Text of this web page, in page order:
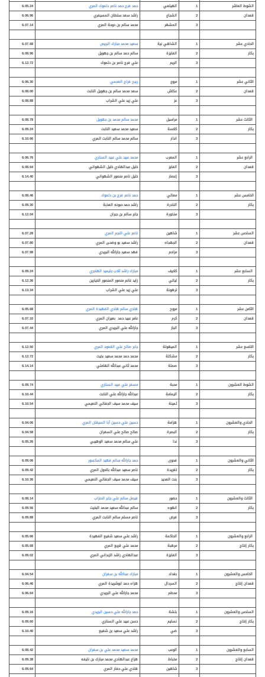
الشوط العاشر 1 الهيلعي حمد فرج حمد ناصر دلموك المري
6.05.24
قعدان
2 الشجاع راشد سعد سلطان المسيفري
6.06.96
3
المشهر محمد سالم بن دوحة المري 6.07.14
الحادي عشر 1 الشاهي نية سعيد محمد مبارك البريص
6.07.68
بكار
2 الفايزة سالم حمد سالم بن جهويل
6.08.96
3
الريم علي فرج ناصر بن دلموك 6.12.72
الثاني عشر 1 مروع ربيح فراج العجمي
6.06.30
قعدان
2 عكاش سعد محمد سالم بن جهويل النابت
6.08.00
3
عز علي زيد علي الشراب 6.08.88
الثالث عشر 1 مراسيل محمد سالم محمد بن جهويل
6.08.78
بكار
2 كلاسة سعيد محمد سعيد النابت
6.09.24
3
انذار سالم محمد سالم النابت المري 6.10.66
الرابع عشر 1 المعرب محمد عبيد علي عبيد السناري
6.06.76
قعدان
2 الفايز خليل عبدالهادي خليل الشهواني
6.08.64
3
إعصار خليل ناصر منصور الشهواني 6.14.40
الخامس عشر 1 معالي حمد ناصر فرج بن دلموك
6.08.46
بكار
2 النادرة راشد حمد حبونه العذبة
6.09.30
3
مذخورة جابر سالم بن جبران 6.12.04
السادس عشر 1 شاهين ناصر علي النجم المري
6.07.28
قعدان
2 الجهجاه راشد سعيد بو وضحى المري
6.07.80
3
مزاحم فهد سعيد جارالله البريدي 6.07.98
السابع عشر 1 كلايف مبارك راشد ثلاب جليميد الهاجري
6.09.24
بكار
2 ليالي زايد غانم منصور المنصور الخيارين
6.12.36
3
ترهونة علي زيد علي الشراب 6.13.34
الثامن عشر 1 مروح هادي سالم هادي الفهيدة المري
6.05.68
قعدان
2 كرم عامر عبيد حمد بعيران المري
6.07.10
3
الباز جارالله علي البريدي المري 6.07.44
التاسع عشر 1 الميهولة جابر صالح علي القعود المري
6.12.50
بكار
2 مشكلة محمد حمد محمد سعيد بخيت
6.12.72
3
صملة محمد ثاني عبدالله الهاملي 6.14.14
الشوط العشرون 1 محبة مسفر علي عبيد السناري
6.09.74
بكار
2 اليمامة عبدالله جارالله علي النابت
6.10.44
3
ثمينة سيف محمد سيف الجفالي النعيمي 6.10.54
الحادي والعشرون 1 هزامة حسين علي حسين أبا السيقان المري
6.04.06
بكار
2 البصرة صالح صالح علي السفران
6.04.58
3
ندا علي سالم محمد سعيد الوهيبي 6.05.26
الثاني والعشرون 1 فحوى حمد جارالله سالم فهيد المكسور
6.09.06
بكار
2 تغريدة ناصر سعيد عبدالله بالحول المري
6.09.42
3
بنت العديد سيف محمد سيف الجفالي النعيمي 6.10.36
الثالث والعشرون 1 حضور فيصل سالم علي جابر الحنزاب
6.08.14
بكار
2 انهوه سالم عبدالله سعيد محمد البخيت
6.09.56
3
فرض ناصر مسلم سالم النابت المري 6.09.88
الرابع والعشرون 1 الحاكمة راشد علي سعيد شفيع الفهيدة
6.05.66
بكار إنتاج
2 مرهبة محمد علي قريع المري
6.05.68
3
الفايزة عبدالهادي راشد الزبداني المري 6.09.02
الخامس والعشرون 1 بغداد مبارك عبدالله بن سفران
6.04.54
قعدان إنتاج
2 السردال هزاه حمد ابوشريدة المري
6.06.46
3
محطم محمد جارالله علي البريدي 6.06.64
السادس والعشرون 1 بلشة حمد جارالله علي حسين البريدي
6.09.16
بكار إنتاج
2 نسايم حسن عبيد علي السناري
6.09.60
3
ضي راشد علي سعيد بن شفيع 6.10.40
السابع والعشرون 1 الوعب محمد سعيد محمد علي بن سفران
6.08.42
قعدان إنتاج
2 مخباط هزاع عبدالهادي محمد مبارك بن نايفه
6.09.38
3
شاهين هادي علي حفار المري 6.09.64